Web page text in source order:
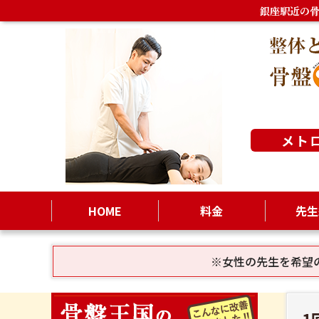
銀座駅近の
メト
HOME 料金 先
※女性の先生を希望